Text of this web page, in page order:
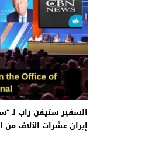
السفير ستيفن راب لـ
إيران عشرات الآلاف من